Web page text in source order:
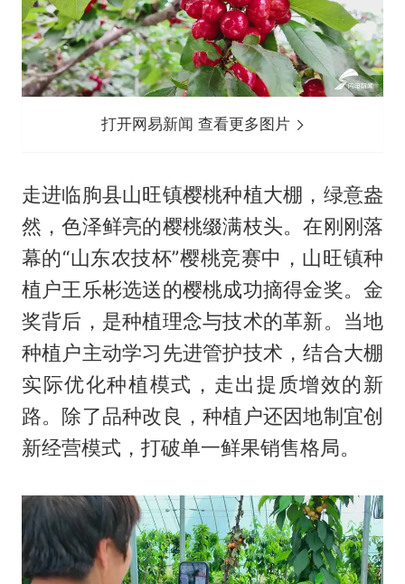
打开网易新闻 查看更多图片
走进临朐县山旺镇樱桃种植大棚，绿意盎
然，色泽鲜亮的樱桃缀满枝头。在刚刚落
幕的“山东农技杯”樱桃竞赛中，山旺镇种
植户王乐彬选送的樱桃成功摘得金奖。金
奖背后，是种植理念与技术的革新。当地
种植户主动学习先进管护技术，结合大棚
实际优化种植模式，走出提质增效的新
路。除了品种改良，种植户还因地制宜创
新经营模式，打破单一鲜果销售格局。